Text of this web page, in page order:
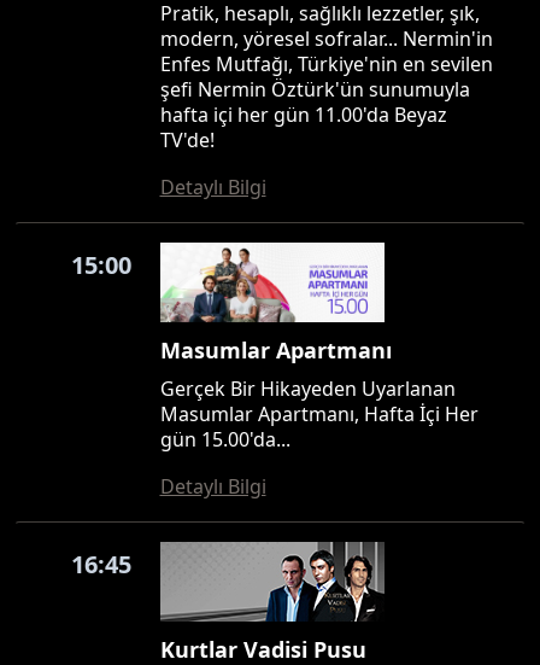
Pratik, hesaplı, sağlıklı lezzetler, şık,
modern, yöresel sofralar... Nermin'in
Enfes Mutfağı, Türkiye'nin en sevilen
şefi Nermin Öztürk'ün sunumuyla
hafta içi her gün 11.00'da Beyaz
TV'de!
Detaylı Bilgi
15:00
Masumlar Apartmanı
Gerçek Bir Hikayeden Uyarlanan
Masumlar Apartmanı, Hafta İçi Her
gün 15.00'da...
Detaylı Bilgi
16:45
Kurtlar Vadisi Pusu